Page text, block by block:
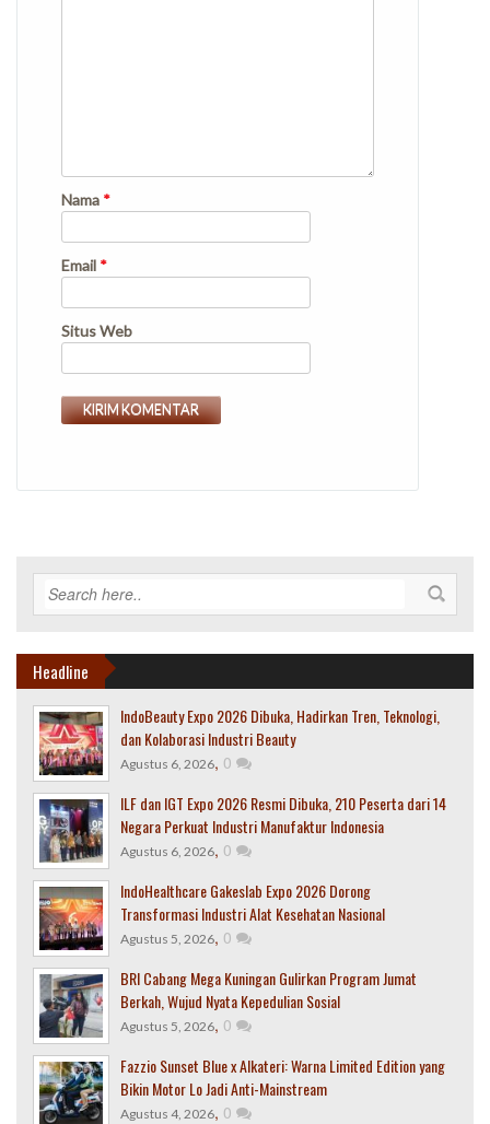
Nama *
Email *
Situs Web
Headline
IndoBeauty Expo 2026 Dibuka, Hadirkan Tren, Teknologi,
dan Kolaborasi Industri Beauty
Agustus 6, 2026, 0
ILF dan IGT Expo 2026 Resmi Dibuka, 210 Peserta dari 14
Negara Perkuat Industri Manufaktur Indonesia
Agustus 6, 2026, 0
IndoHealthcare Gakeslab Expo 2026 Dorong
Transformasi Industri Alat Kesehatan Nasional
Agustus 5, 2026, 0
BRI Cabang Mega Kuningan Gulirkan Program Jumat
Berkah, Wujud Nyata Kepedulian Sosial
Agustus 5, 2026, 0
Fazzio Sunset Blue x Alkateri: Warna Limited Edition yang
Bikin Motor Lo Jadi Anti-Mainstream
Agustus 4, 2026, 0